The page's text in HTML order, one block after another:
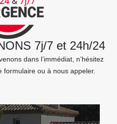
7j/7 et 24h/24
dans l’immédiat, n’hésitez
formulaire ou à nous appeler.